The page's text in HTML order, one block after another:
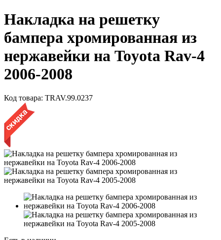
Накладка на решетку
бампера хромированная из
нержавейки на Toyota Rav-4
2006-2008
Код товара: TRAV.99.0237